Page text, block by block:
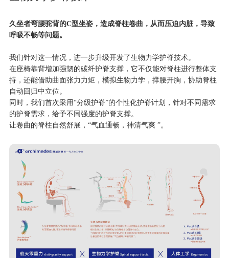
久坐者弯腰驼背的C型坐姿，造成脊柱卷曲，从而压迫内脏，导致
呼吸不畅等问题。
我们针对这一情况，进一步升级开发了生物力学护脊技术。
在座椅靠背增加强韧的碳纤护脊支撑，它不仅能对脊柱进行整体支
持，还能借助曲面张力力矩，模拟生物力学，撑腰开胸，协助脊柱
自动回归中立位。
同时，我们首次采用“分级护脊”的个性化护脊计划，针对不同需求
的护脊需求，给予不同强度的护脊支撑。
让卷曲的脊柱自然舒展，“气血通畅，神清气爽 ”。